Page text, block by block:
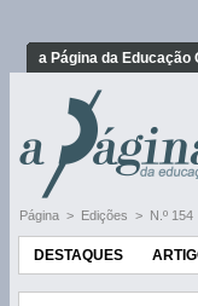
a Página da Educação
Página > Edições > N.º 154
DESTAQUES